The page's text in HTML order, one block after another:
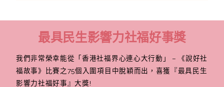
最具民生影響力社福好事獎
我們非常榮幸能從「香港社福界心連心大行動」 – 《說好社
福故事》比賽之75個入圍項目中脫穎而出，喜獲『最具民生
影響力社福好事』大獎!